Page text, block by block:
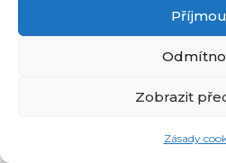
Zobrazit
Zásady
Související
inRecepty24.cz|
DotekSlova.cz|Osobní